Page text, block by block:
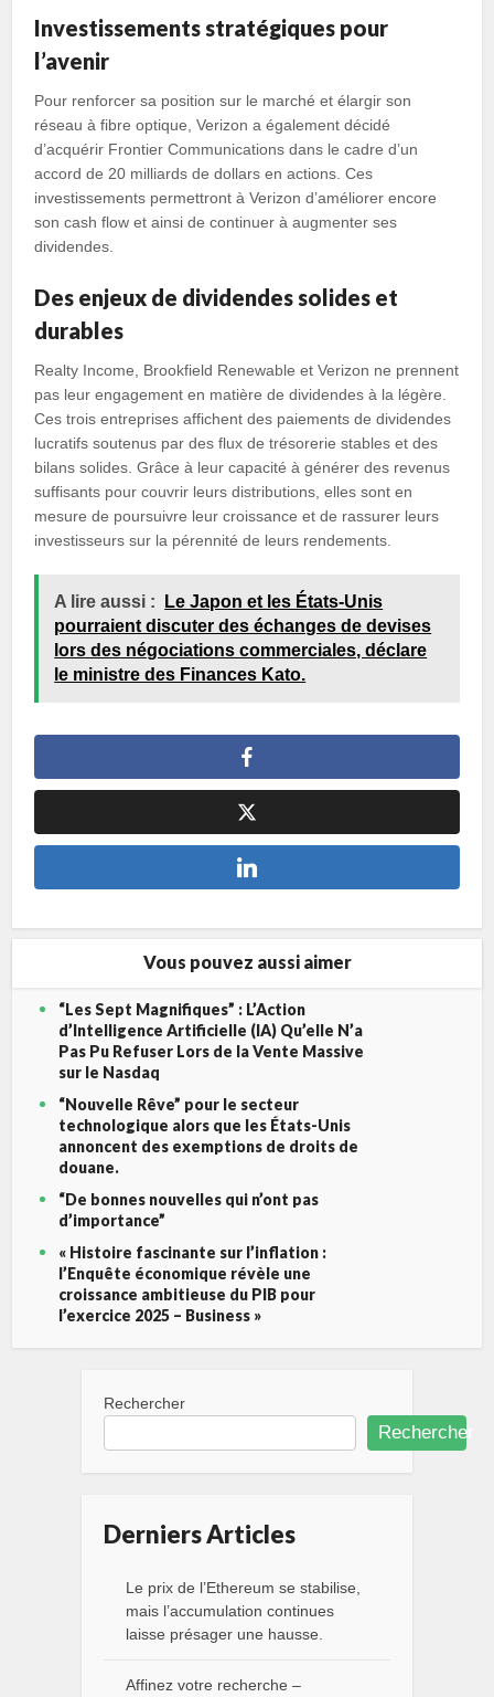
Investissements stratégiques pour
l’avenir
Pour renforcer sa position sur le marché et élargir son
réseau à fibre optique, Verizon a également décidé
d’acquérir Frontier Communications dans le cadre d’un
accord de 20 milliards de dollars en actions. Ces
investissements permettront à Verizon d’améliorer encore
son cash flow et ainsi de continuer à augmenter ses
dividendes.
Des enjeux de dividendes solides et
durables
Realty Income, Brookfield Renewable et Verizon ne prennent
pas leur engagement en matière de dividendes à la légère.
Ces trois entreprises affichent des paiements de dividendes
lucratifs soutenus par des flux de trésorerie stables et des
bilans solides. Grâce à leur capacité à générer des revenus
suffisants pour couvrir leurs distributions, elles sont en
mesure de poursuivre leur croissance et de rassurer leurs
investisseurs sur la pérennité de leurs rendements.
A lire aussi :
Le Japon et les États-Unis
pourraient discuter des échanges de devises
lors des négociations commerciales, déclare
le ministre des Finances Kato.
Vous pouvez aussi aimer
“Les Sept Magnifiques” : L’Action
d’Intelligence Artificielle (IA) Qu’elle N’a
Pas Pu Refuser Lors de la Vente Massive
sur le Nasdaq
“Nouvelle Rêve” pour le secteur
technologique alors que les États-Unis
annoncent des exemptions de droits de
douane.
“De bonnes nouvelles qui n’ont pas
d’importance”
« Histoire fascinante sur l’inflation :
l’Enquête économique révèle une
croissance ambitieuse du PIB pour
l’exercice 2025 – Business »
Rechercher
Rechercher
Derniers Articles
Le prix de l’Ethereum se stabilise,
mais l’accumulation continues
laisse présager une hausse.
Affinez votre recherche –